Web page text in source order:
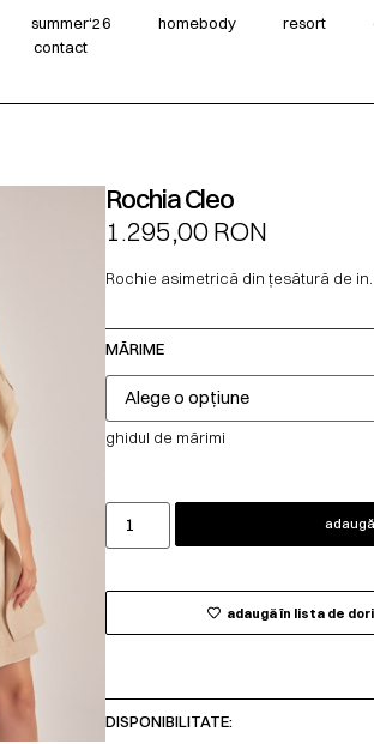
summer‘26 homebody resort
contact
Rochia Cleo
1.295,00RON
Rochie asimetrică din țesătură de in.
MĂRIME
ghidul de mărimi
adaugă în lista de
DISPONIBILITATE: